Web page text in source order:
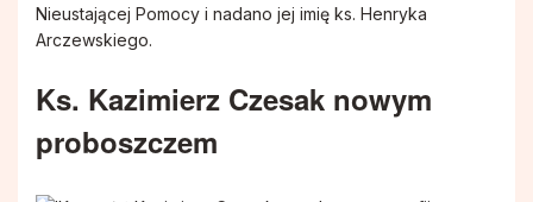
Nieustającej Pomocy i nadano jej imię ks. Henryka
Arczewskiego.
Ks. Kazimierz Czesak nowym
proboszczem